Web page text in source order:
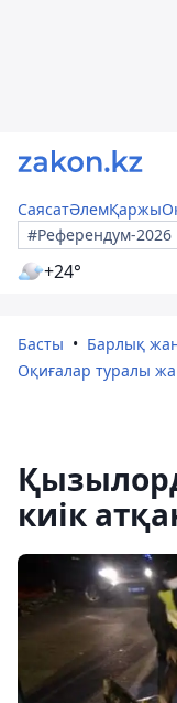
СаясатӘлемҚаржы
#Референдум-2026
+24°
Басты
Барлық
Оқиғалар туралы
киік